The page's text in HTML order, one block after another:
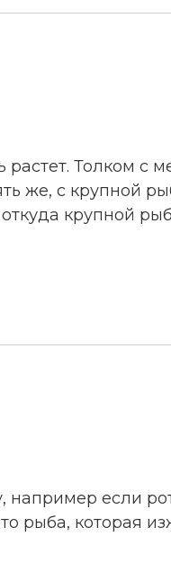
растет. Толком с
же, с крупной
крупной
например если
рыба, которая